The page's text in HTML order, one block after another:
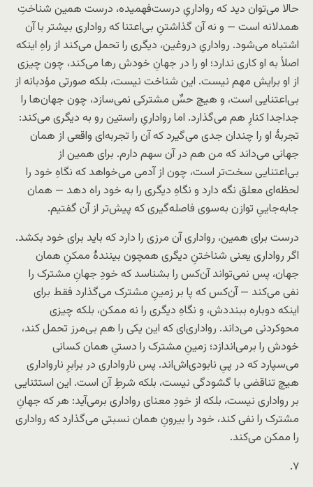
حالا می‌توان دید که رواداریِ درست‌فهمیده، درست همین شناختِ
همدلانه است — و نه آن گذاشتنِ بی‌اعتنا که رواداری بیشتر با آن
اشتباه می‌شود. رواداریِ دروغین، دیگری را تحمل می‌کند از راهِ اینکه
اصلاً به او کاری ندارد؛ او را در جهانِ خودش رها می‌کند، چون چیزی
از او برایش مهم نیست. این شناخت نیست، بلکه صورتی مؤدبانه از
بی‌اعتنایی است، و هیچ حسِّ مشترکی نمی‌سازد، چون جهان‌ها را
جدا‌جدا کنارِ هم می‌گذارد. اما رواداریِ راستین رو به دیگری می‌کند:
تجربهٔ او را چندان جدی می‌گیرد که آن را تجربه‌ای واقعی از همان
جهانی می‌داند که من هم در آن سهم دارم. برای همین از
بی‌اعتنایی سخت‌تر است، چون از آدمی می‌خواهد که نگاهِ خود را
لحظه‌ای معلق نگه دارد و نگاهِ دیگری را به خود راه دهد — همان
جابه‌جاییِ توازن به‌سوی فاصله‌گیری که پیش‌تر از آن گفتیم.
درست برای همین، رواداری آن مرزی را دارد که باید برای خود بکشد.
اگر رواداری یعنی شناختنِ دیگری همچون بینندهٔ ممکنِ همان
جهان، پس نمی‌تواند آن‌کس را بشناسد که خودِ جهانِ مشترک را
نفی می‌کند — آن‌کس که پا بر زمینِ مشترک می‌گذارد فقط برای
اینکه دوباره ببنددش، و نگاهِ دیگری را نه ممکن، بلکه چیزی
محو‌کردنی می‌داند. رواداری‌ای که این یکی را هم بی‌مرز تحمل کند،
خودش را بر‌می‌اندازد؛ زمینِ مشترک را دستیِ همان کسانی
می‌سپارد که در پیِ نابودی‌اش‌اند. پس نارواداری در برابرِ نارواداری
هیچ تناقضی با گشودگی نیست، بلکه شرطِ آن است. این استثنایی
بر رواداری نیست، بلکه از خودِ معنای رواداری برمی‌آید: هر که جهانِ
مشترک را نفی کند، خود را بیرونِ همان نسبتی می‌گذارد که رواداری
را ممکن می‌کند.
۷.